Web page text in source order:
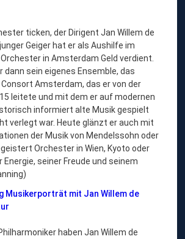
ticken, der Dirigent Jan Willem de
Geiger hat er als Aushilfe im
in Amsterdam Geld verdient.
dann sein eigenes Ensemble, das
Amsterdam, das er von der
leitete und mit dem er auf modernen
informiert alte Musik gespielt
verlegt war. Heute glänzt er auch mit
der Musik von Mendelssohn oder
Orchester in Wien, Kyoto oder
seiner Freude und seinem
Musikerporträt mit Jan Willem de
haben Jan Willem de